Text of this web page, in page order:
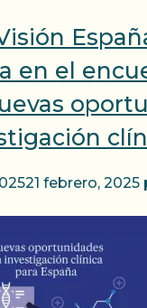
en el
21 febrero, 2025